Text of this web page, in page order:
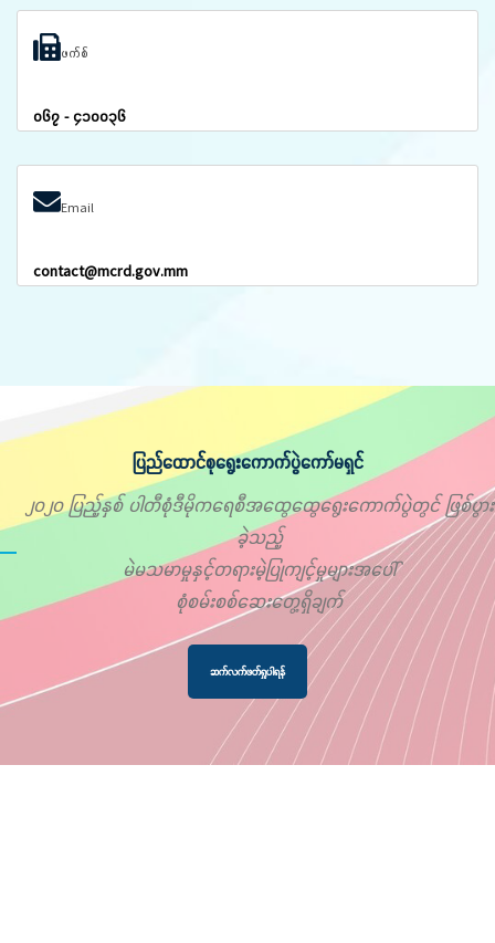
ဖက်စ်
၀၆၇ - ၄၁၀၀၃၆
Email
contact@mcrd.gov.mm
ပြည်ထောင်စုရွေးကောက်ပွဲကော်မရှင်
၂၀၂၀ ပြည့်နှစ် ပါတီစုံဒီမိုကရေစီအထွေထွေရွေးကောက်ပွဲတွင် ဖြစ်ပွား
ခဲ့သည့်
မဲမသမာမှုနှင့်တရားမဲ့ပြုကျင့်မှုများအပေါ်
စုံစမ်းစစ်ဆေးတွေ့ရှိချက်
ဆက်လက်ဖတ်ရှုပါရန်